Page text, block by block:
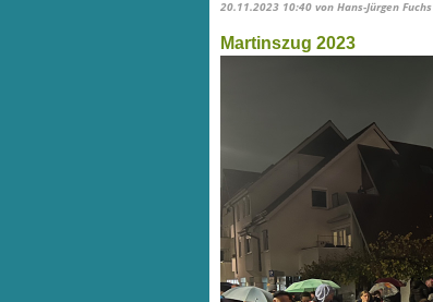
20.11.2023 10:40 von Hans-Jürgen Fuchs
Martinszug 2023